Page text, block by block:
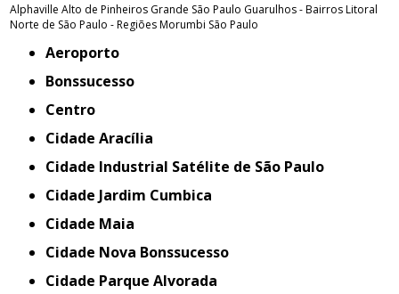
Alphaville Alto de Pinheiros Grande São Paulo Guarulhos - BairrosLitoral
Norte de São Paulo - RegiõesMorumbi São Paulo
Aeroporto
Bonssucesso
Centro
Cidade Aracília
Cidade Industrial Satélite de São Paulo
Cidade Jardim Cumbica
Cidade Maia
Cidade Nova Bonssucesso
Cidade Parque Alvorada